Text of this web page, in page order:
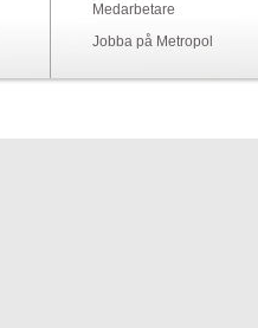
Medarbetare
Jobba på Metropol